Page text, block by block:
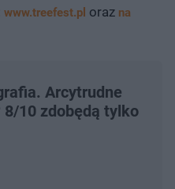
www.treefest.pl oraz na
Arcytrudne
8/10 zdobędą tylko